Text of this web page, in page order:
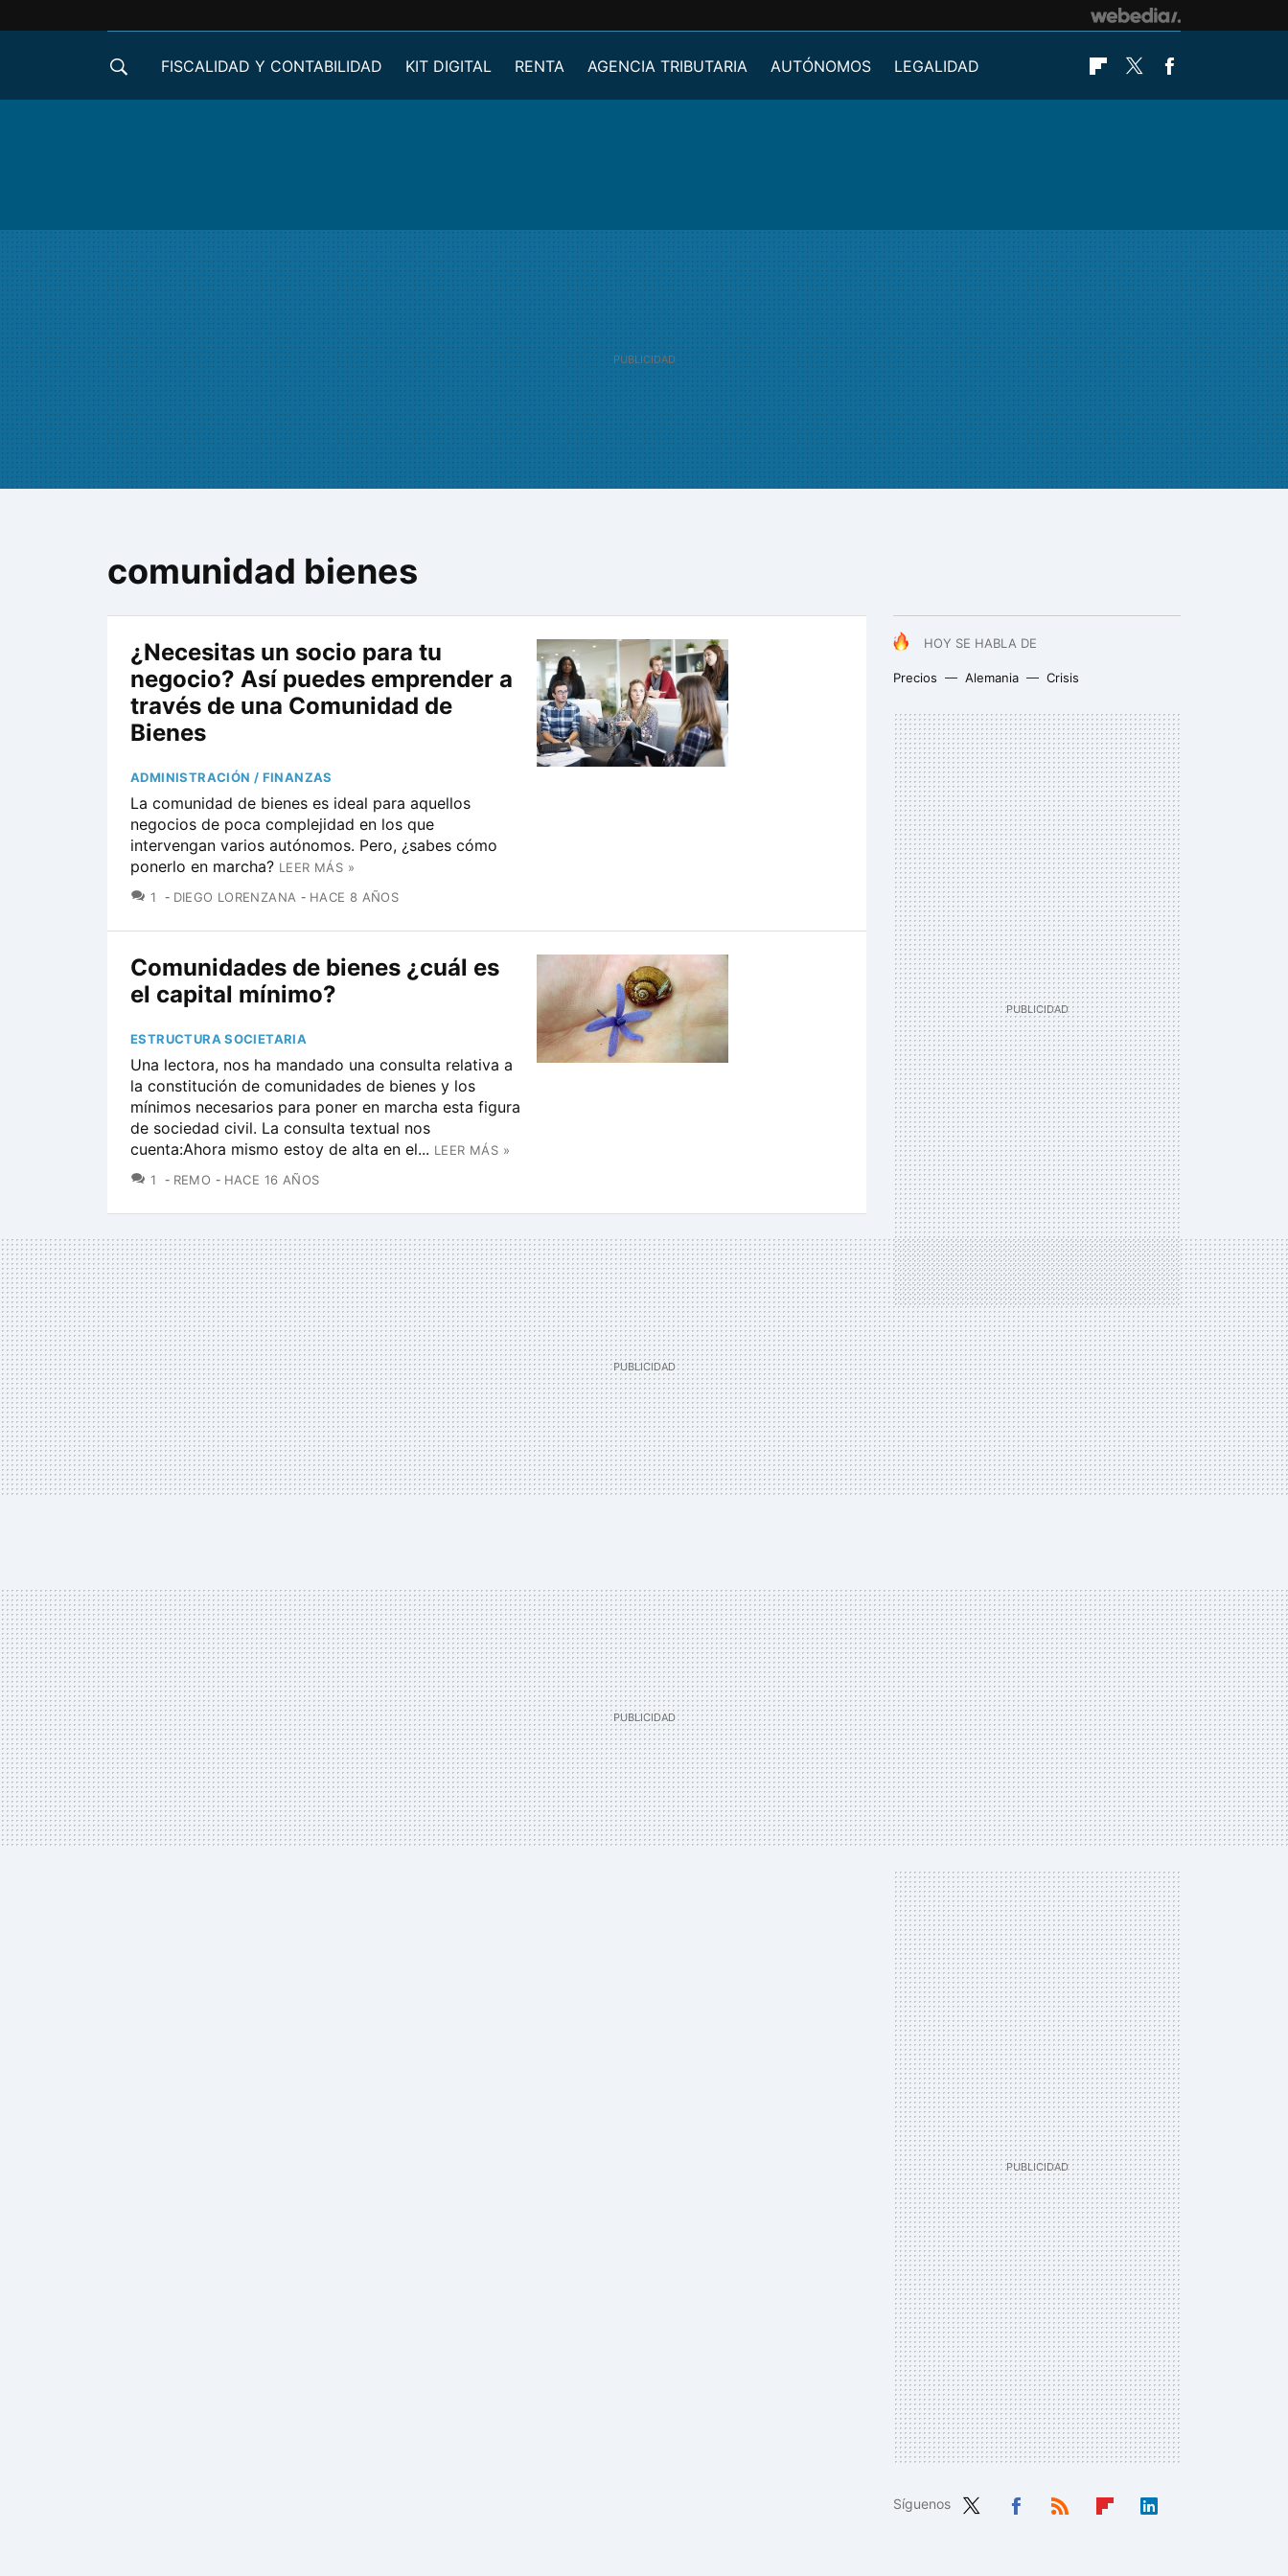
FISCALIDAD Y CONTABILIDAD KIT DIGITAL RENTA AGENCIA TRIBUTARIA AUTÓNOMOS
LEGALIDAD
Flipboard
Twitter
comunidad bienes
HOY SE HABLA DE
Precios Alemania Crisis
¿Necesitas un socio para tu
negocio? Así puedes emprender a
través de una Comunidad de
Bienes
ADMINISTRACIÓN / FINANZAS
La comunidad de bienes es ideal para aquellos
negocios de poca complejidad en los que
intervengan varios autónomos. Pero, ¿sabes cómo
ponerlo en marcha? LEER MÁS »
1
COMENTARIOS
DIEGO LORENZANA HACE 8 AÑOS
Comunidades de bienes ¿cuál es
el capital mínimo?
ESTRUCTURA SOCIETARIA
Una lectora, nos ha mandado una consulta relativa a
la constitución de comunidades de bienes y los
mínimos necesarios para poner en marcha esta figura
de sociedad civil. La consulta textual nos
cuenta:Ahora mismo estoy de alta en el... LEER MÁS »
1
COMENTARIOS
REMO HACE 16 AÑOS
Síguenos